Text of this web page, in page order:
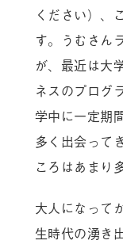
ください）、
す。うむさん
が、最近は大
ネスのプログ
学中に一定期
多く出会って
ころはあまり
大人になって
生時代の湧き